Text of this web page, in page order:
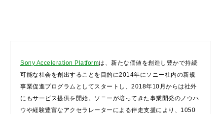
Sony Acceleration Platformは、新たな価値を創造し豊かで持続
可能な社会を創出することを目的に2014年にソニー社内の新規
事業促進プログラムとしてスタートし、2018年10月からは社外
にもサービス提供を開始。ソニーが培ってきた事業開発のノウハ
ウや経験豊富なアクセラレーターによる伴走支援により、1050